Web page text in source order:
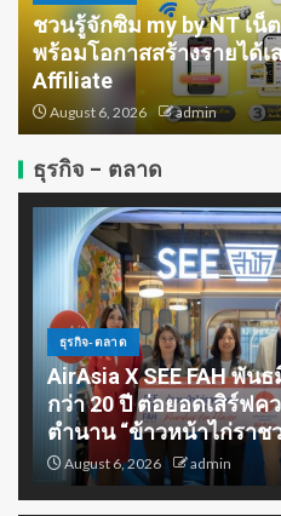
4
กรม
กร
ยุท
ซีรีส์
5
เร่
สส
ชุม
เงิ
ชวนรู้จักซิม my by NT เน็
พร้อมโอกาสสร้างรายได้เ
Affiliate
August 6, 2026 admin
ธุรกิจ - ตลาด
ธุรกิจ-ตลาด
AirAsia X SEE FAH พั
กว่า 20 ปี ต่อยอดเสิร์ฟค
ตำนาน “ข้าวหน้าไก่รา
August 6, 2026 admin